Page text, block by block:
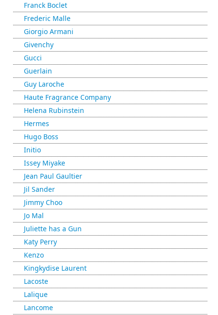
Franck Boclet
Frederic Malle
Giorgio Armani
Givenchy
Gucci
Guerlain
Guy Laroche
Haute Fragrance Company
Helena Rubinstein
Hermes
Hugo Boss
Initio
Issey Miyake
Jean Paul Gaultier
Jil Sander
Jimmy Choo
Jo Mal
Juliette has a Gun
Katy Perry
Kenzo
Kingkydise Laurent
Lacoste
Lalique
Lancome